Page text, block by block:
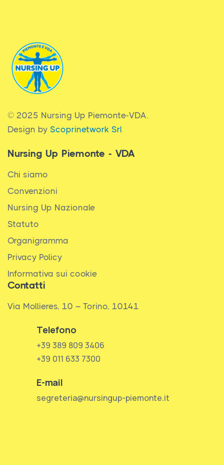
© 2025 Nursing Up Piemonte-VDA.
Design by Scoprinetwork Srl
Nursing Up Piemonte - VDA
Chi siamo
Convenzioni
Nursing Up Nazionale
Statuto
Organigramma
Privacy Policy
Informativa sui cookie
Contatti
Via Mollieres, 10 – Torino, 10141
Telefono
+39 389 809 3406
+39 011 633 7300
E-mail
segreteria@nursingup-piemonte.it